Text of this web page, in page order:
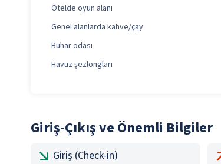
Otelde oyun alanı
Genel alanlarda kahve/çay
Buhar odası
Havuz şezlongları
Giriş-Çıkış ve Önemli Bilgiler
Giriş (Check-in)